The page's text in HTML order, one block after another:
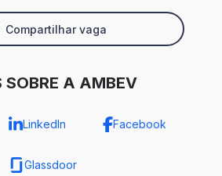
Compartilhar vaga
A AMBEV
LinkedIn Facebook
Glassdoor